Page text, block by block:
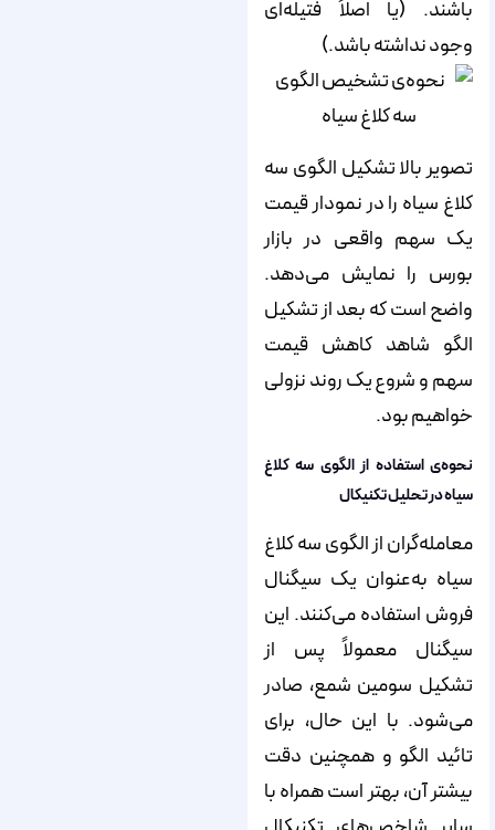
باشند. (یا اصلاً فتیله‌ای
وجود نداشته باشد.)
تصویر بالا تشکیل الگوی سه
کلاغ سیاه را در نمودار قیمت
یک سهم واقعی در بازار
بورس را نمایش می‌دهد.
واضح است که بعد از تشکیل
الگو شاهد کاهش قیمت
سهم و شروع یک روند نزولی
خواهیم بود.
نحوه‌ی استفاده از الگوی سه کلاغ
سیاه در تحلیل تکنیکال
معامله‌گران از الگوی سه کلاغ
سیاه به‌عنوان یک سیگنال
فروش استفاده می‌کنند. این
سیگنال معمولاً پس از
تشکیل سومین شمع، صادر
می‌شود. با این حال، برای
تائید الگو و همچنین دقت
بیشتر آن، بهتر است همراه با